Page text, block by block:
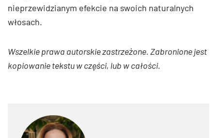
nieprzewidzianym efekcie na swoich naturalnych
włosach.
Wszelkie prawa autorskie zastrzeżone. Zabronione jest
kopiowanie tekstu w części, lub w całości.